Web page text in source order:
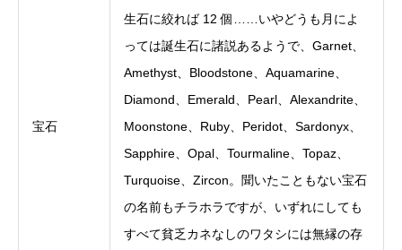
宝石
生石に絞れば 12 個……いやどうも月によ
っては誕生石に諸説あるようで、Garnet、
Amethyst、Bloodstone、Aquamarine、
Diamond、Emerald、Pearl、Alexandrite、
Moonstone、Ruby、Peridot、Sardonyx、
Sapphire、Opal、Tourmaline、Topaz、
Turquoise、Zircon。聞いたこともない宝石
の名前もチラホラですが、いずれにしても
すべて貧乏カネなしのワタシには無縁の存